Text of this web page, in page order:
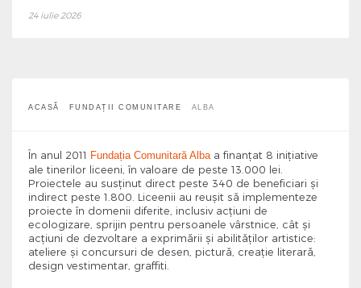
24 iulie 2026
Alba
ACASĂ FUNDAȚII COMUNITARE ALBA
În anul 2011 Fundația Comunitară Alba a finanțat 8 inițiative
ale tinerilor liceeni, în valoare de peste 13.000 lei.
Proiectele au susținut direct peste 340 de beneficiari și
indirect peste 1.800. Liceenii au reușit să implementeze
proiecte în domenii diferite, inclusiv acțiuni de
ecologizare, sprijin pentru persoanele vârstnice, cât și
acțiuni de dezvoltare a exprimării și abilităților artistice:
ateliere și concursuri de desen, pictură, creație literară,
design vestimentar, graffiti.